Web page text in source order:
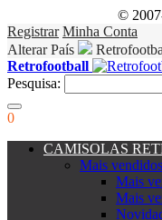
©
Registrar Minha Conta
Alterar País
Retrofootball
Pesquisa:
0
CAMISOLAS
Mais vendidos
Mais
Mais